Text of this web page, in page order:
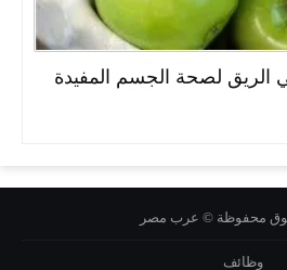
الريق لصحة الجسم المفيدة
محفوظة © عرب مصر
وظائف